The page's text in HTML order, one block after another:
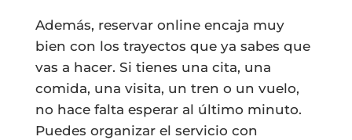
Además, reservar online encaja muy
bien con los trayectos que ya sabes que
vas a hacer. Si tienes una cita, una
comida, una visita, un tren o un vuelo,
no hace falta esperar al último minuto.
Puedes organizar el servicio con